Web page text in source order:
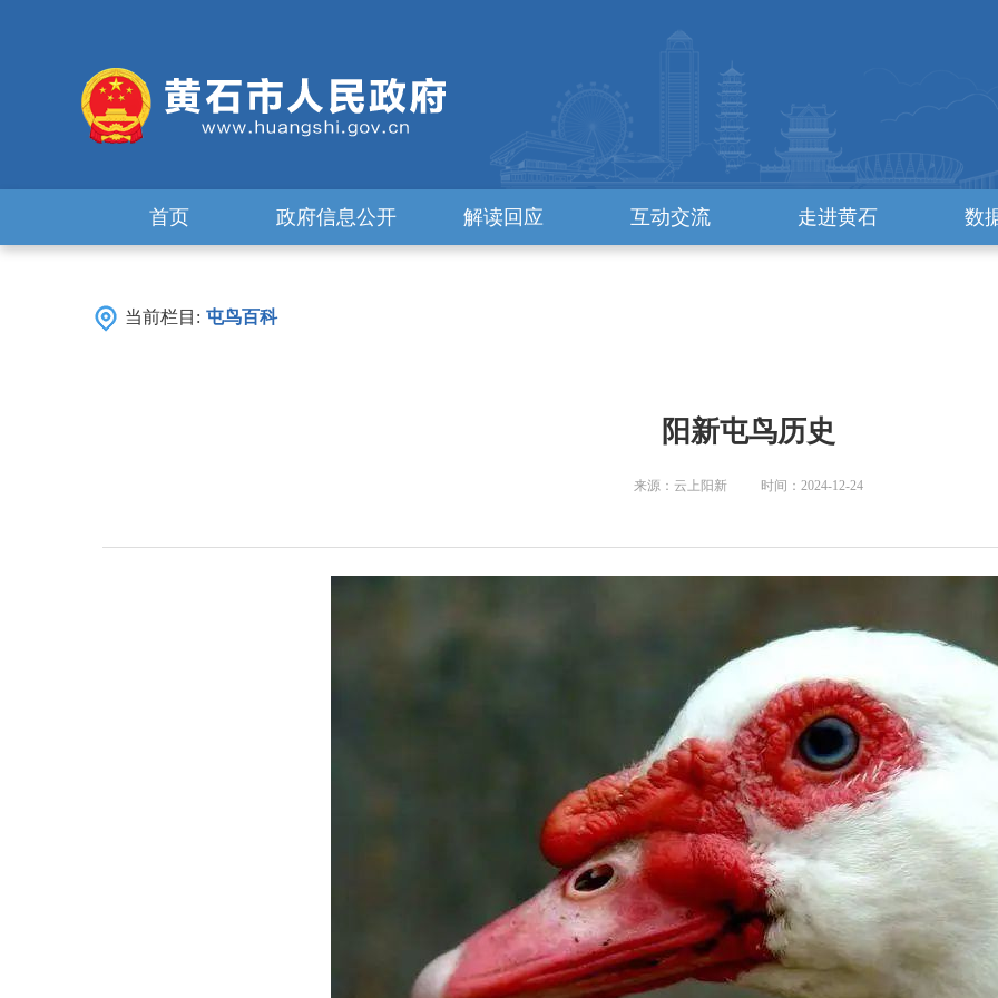
首页 政府信息公开 解读回应 互动交流 走进黄石 数
当前栏目: 屯鸟百科
阳新屯鸟历史
来源：云上阳新 时间：2024-12-24